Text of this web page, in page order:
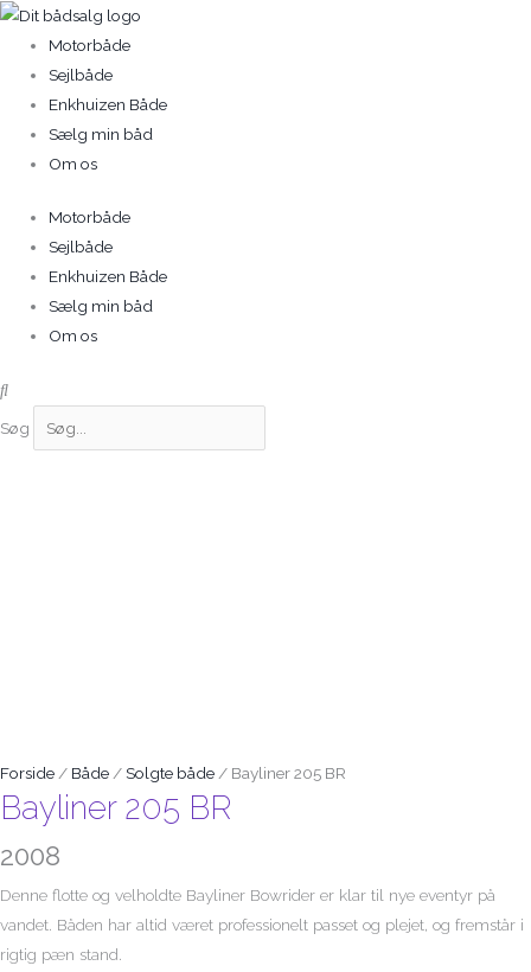
Gå
indholdet
Motorbåde
Sejlbåde
Enkhuizen Både
Sælg min båd
Om os
Motorbåde
Sejlbåde
Enkhuizen Både
Sælg min båd
Om os
Søg
Forside / Både /Solgte både / Bayliner 205 BR
Bayliner 205 BR
2008
Denne flotte og velholdte Bayliner Bowrider er klar til nye eventyr på
vandet. Båden har altid været professionelt passet og plejet, og fremstår i
rigtig pæn stand.